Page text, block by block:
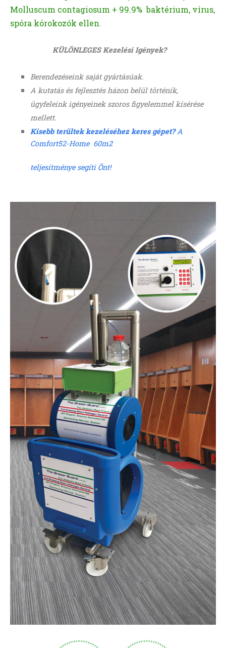
Molluscum contagiosum + 99.9% baktérium, vírus,
spóra kórokozók ellen.
KÜLÖNLEGES Kezelési Igények?
Berendezéseink sajátgyártásúak.
A kutatás és fejlesztés házon belül történik,
ügyfeleinkigényeinek szoros figyelemmel kísérése
mellett.
Kisebb terültek kezeléséhez keres gépet?A
Comfort52-Home 60m2
teljesítménye segíti Önt!